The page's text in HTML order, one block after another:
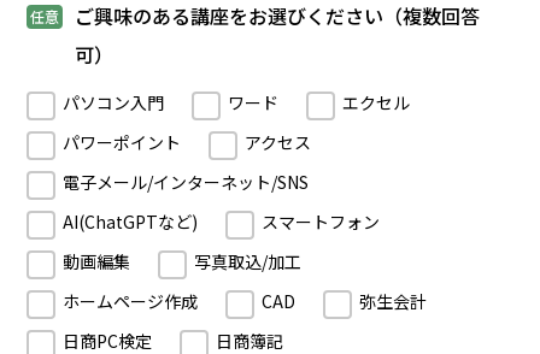
任意
ご興味のある講座をお選びください（複数回答
可）
パソコン入門 ワード
エクセル
パワーポイント
アクセス
電子メール/インターネット/SNS
AI(ChatGPTなど)
スマートフォン
動画編集
写真取込/加工
ホームページ作成
CAD
弥生会計
日商PC検定
日商簿記